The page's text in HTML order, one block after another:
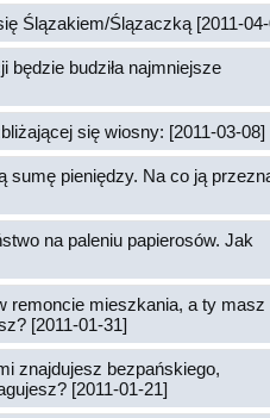
Ślązakiem/Ślązaczką [2011-
będzie budziła najmniejsze
się wiosny: [2011-03-08]
sumę pieniędzy. Na co ją
na paleniu papierosów. Jak
remoncie mieszkania, a ty masz
[2011-01-31]
znajdujesz bezpańskiego,
[2011-01-21]